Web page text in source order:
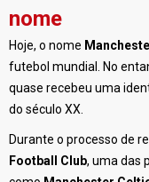
nome
Hoje, o nome
futebol mundial. No
quase recebeu uma
do século XX.
Durante o processo de
Football Club, uma das